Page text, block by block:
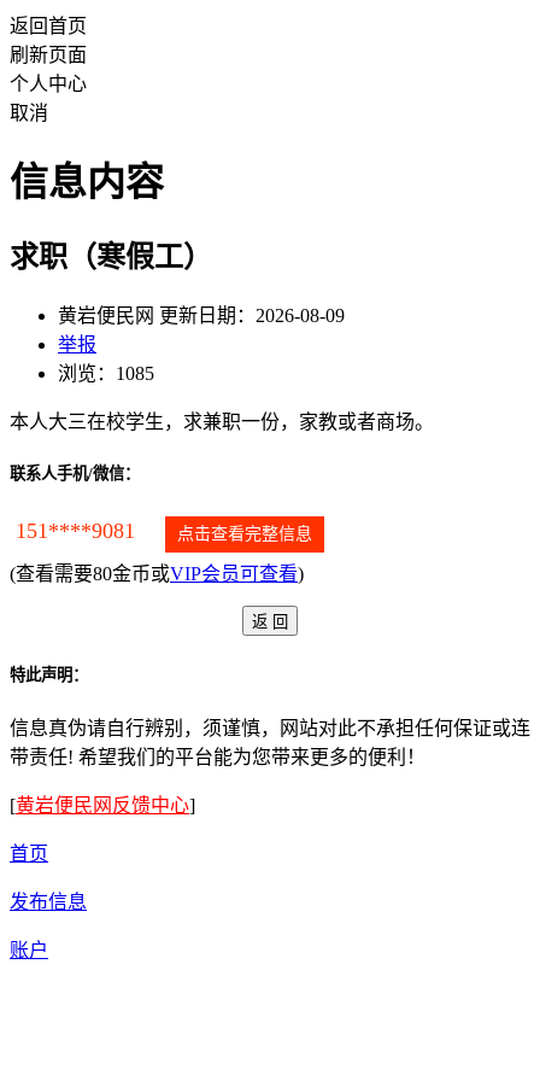
返回首页
刷新页面
个人中心
取消
信息内容
求职（寒假工）
黄岩便民网 更新日期：2026-08-09
举报
浏览：1085
本人大三在校学生，求兼职一份，家教或者商场。
联系人手机/微信：
151****9081 点击查看完整信息
(查看需要80金币或VIP会员可查看)
特此声明：
信息真伪请自行辨别，须谨慎，网站对此不承担任何保证或连
带责任! 希望我们的平台能为您带来更多的便利！
[黄岩便民网反馈中心]
首页
发布信息
账户